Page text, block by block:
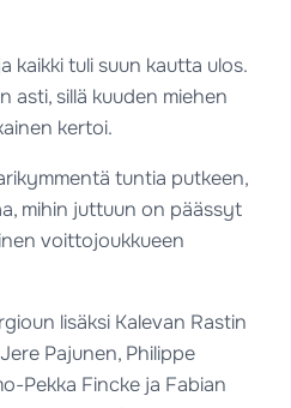
kaikki tuli suun kautta ulos.
asti, sillä kuuden miehen
kertoi.
tuntia putkeen,
mihin juttuun on päässyt
voittojoukkueen
lisäksi Kalevan Rastin
Pajunen, Philippe
Pekka Fincke ja Fabian